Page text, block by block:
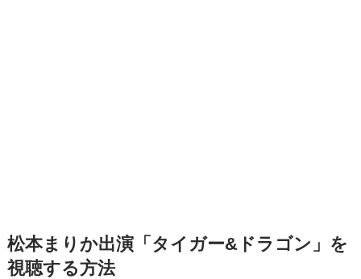
松本まりか出演「タイガー&ドラゴン」を
視聴する方法